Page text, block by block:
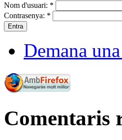
Nom d'usuari: *
Contrasenya: *
Demana
Comentaris